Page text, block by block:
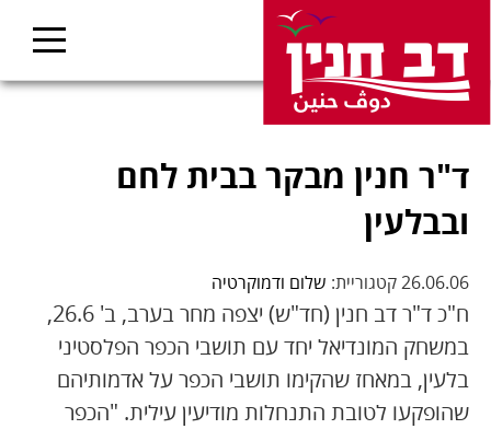
ד"ר חנין מבקר בבית לחם
ובבלעין
26.06.06 קטגוריית: שלום ודמוקרטיה
ח"כ ד"ר דב חנין (חד"ש) יצפה מחר בערב, ב' 26.6,
במשחק המונדיאל יחד עם תושבי הכפר הפלסטיני
בלעין, במאחז שהקימו תושבי הכפר על אדמותיהם
שהופקעו לטובת התנחלות מודיעין עילית. "הכפר